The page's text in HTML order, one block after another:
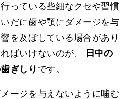
っている些細なクセや習慣
だに歯や顎にダメージを与
を及ぼしている場合があり
ばいけないのが、
日中の
ぎしり です。
ージを与えないように噛む